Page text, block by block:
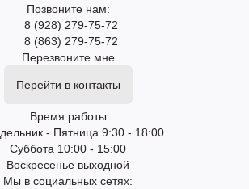
Позвоните нам:
8 (928) 279-75-72
8 (863) 279-75-72
Перезвоните мне
Перейти в контакты
Время работы
- Пятница 9:30 - 18:00
Суббота 10:00 - 15:00
Воскресенье выходной
Мы в социальных сетях: